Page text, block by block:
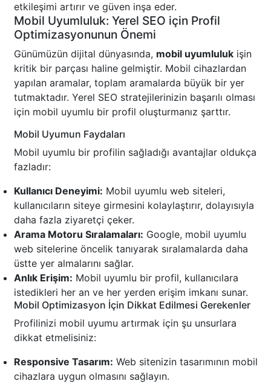
etkileşimi artırır ve güven inşa eder.
Mobil Uyumluluk: Yerel SEO için Profil
Optimizasyonunun Önemi
Günümüzün dijital dünyasında, mobil uyumluluk işin
kritik bir parçası haline gelmiştir. Mobil cihazlardan
yapılan aramalar, toplam aramalarda büyük bir yer
tutmaktadır. Yerel SEO stratejilerinizin başarılı olması
için mobil uyumlu bir profil oluşturmanız şarttır.
Mobil Uyumun Faydaları
Mobil uyumlu bir profilin sağladığı avantajlar oldukça
fazladır:
Kullanıcı Deneyimi: Mobil uyumlu web siteleri,
kullanıcıların siteye girmesini kolaylaştırır, dolayısıyla
daha fazla ziyaretçi çeker.
Arama Motoru Sıralamaları: Google, mobil uyumlu
web sitelerine öncelik tanıyarak sıralamalarda daha
üstte yer almalarını sağlar.
Anlık Erişim: Mobil uyumlu bir profil, kullanıcılara
istedikleri her an ve her yerden erişim imkanı sunar.
Mobil Optimizasyon İçin Dikkat Edilmesi Gerekenler
Profilinizi mobil uyumu artırmak için şu unsurlara
dikkat etmelisiniz:
Responsive Tasarım: Web sitenizin tasarımının mobil
cihazlara uygun olmasını sağlayın.